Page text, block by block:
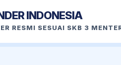
INDONESIA
RESMI SESUAI SKB 3